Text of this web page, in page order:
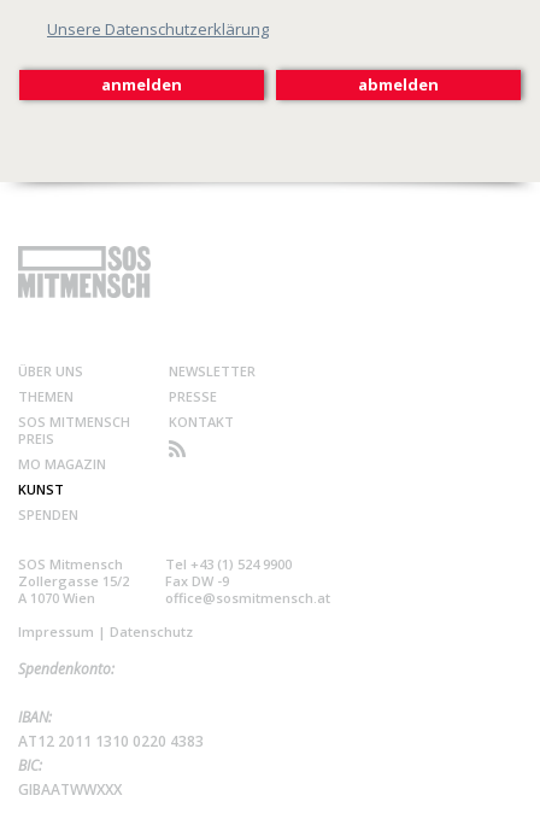
Unsere Datenschutzerklärung
ÜBER UNS
THEMEN
SOS MITMENSCH
PREIS
MO MAGAZIN
KUNST
SPENDEN
NEWSLETTER
PRESSE
KONTAKT
SOS Mitmensch
Zollergasse 15/2
A 1070 Wien
Tel +43 (1) 524 9900
Fax DW -9
office@sosmitmensch.at
Impressum | Datenschutz
Spendenkonto:
IBAN:
AT12 2011 1310 0220 4383
BIC:
GIBAATWWXXX